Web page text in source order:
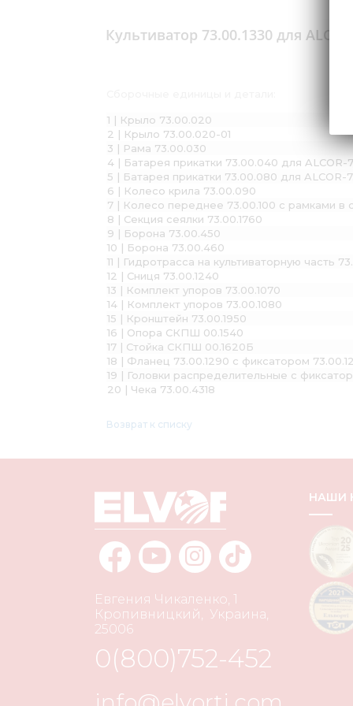
Культиватор 73.00.1330 для
1 | Крыло 73.00.020
2 | Крыло 73.00.020-01
3 | Рама 73.00.030
4 | Батарея прикатки 73.00.040 для ALCOR-
5 | Батарея прикатки 73.00.080 для ALCOR-
6 | Колесо крила 73.00.090
7 | Колесо переднее 73.00.100 с рамками в
8 | Секция сеялки 73.00.1760
9 | Борона 73.00.450
10 | Борона 73.00.460
11 | Гидротрасса на культиваторную часть
12 | Сниця 73.00.1240
13 | Комплект упоров 73.00.1070
14 | Комплект упоров 73.00.1080
15 | Кронштейн 73.00.1950
16 | Опора СКПШ 00.1540
17 | Стойка СКПШ 00.1620Б
18 | Фланец 73.00.1290 с фиксатором
19 | Головки распределительные с
20 | Чека 73.00.4318
Возврат к списку
Евгения Чикаленко, 1
Кропивницкий
Украина
25006
0(800)752-452
НАШИ